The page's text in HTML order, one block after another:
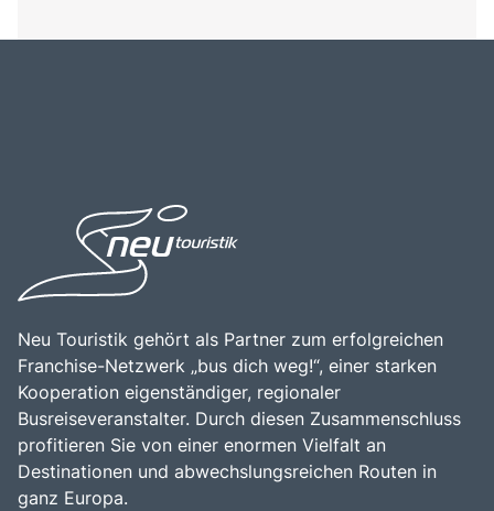
Neu Touristik gehört als Partner zum erfolgreichen
Franchise-Netzwerk „bus dich weg!“, einer starken
Kooperation eigenständiger, regionaler
Busreiseveranstalter. Durch diesen Zusammenschluss
profitieren Sie von einer enormen Vielfalt an
Destinationen und abwechslungsreichen Routen in
ganz Europa.